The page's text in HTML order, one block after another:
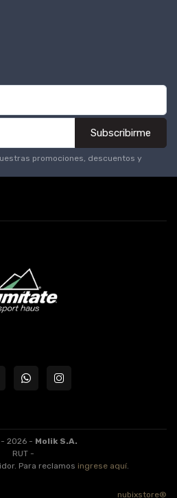
Subscribirme
promociones, descuentos y
2026 - Molik S.A.
RUT -
Para reclamos ingrese aquí.
nubixstore®